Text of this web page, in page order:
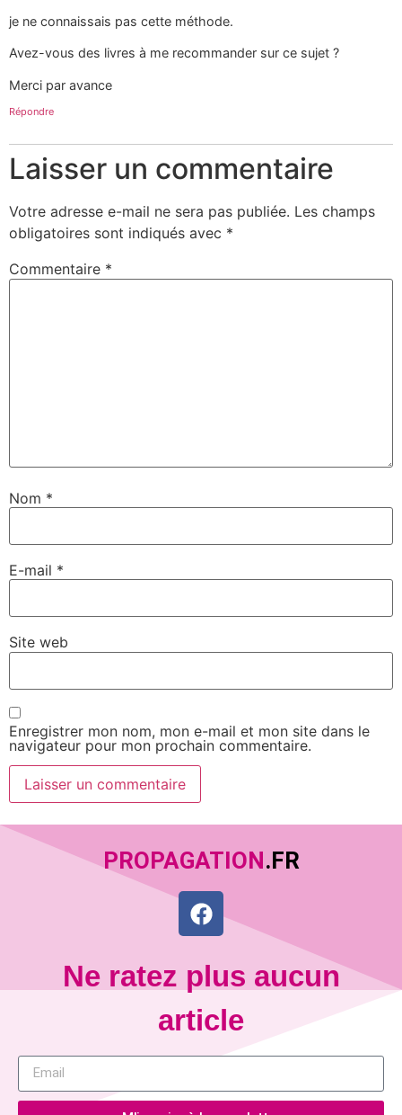
je ne connaissais pas cette méthode.
Avez-vous des livres à me recommander sur ce sujet ?
Merci par avance
Répondre
Laisser un commentaire
Votre adresse e-mail ne sera pas publiée. Les champs
obligatoires sont indiqués avec *
Commentaire *
Nom *
E-mail *
Site web
Enregistrer mon nom, mon e-mail et mon site dans le
navigateur pour mon prochain commentaire.
PROPAGATION.FR
Ne ratez plus aucun
article